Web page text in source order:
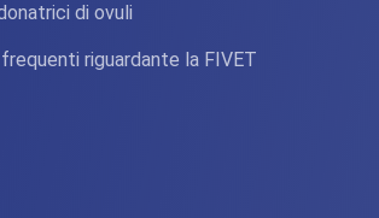
di ovuli
riguardante la FIVET